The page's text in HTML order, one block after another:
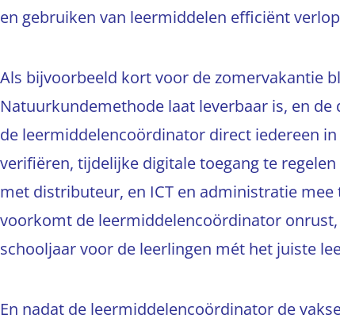
en gebruiken van leermiddelen efficiënt
Als bijvoorbeeld kort voor de zomervakantie
Natuurkundemethode laat leverbaar is, en
de leermiddelencoördinator direct iedereen
verifiëren, tijdelijke digitale toegang te
met distributeur, en ICT en administratie
voorkomt de leermiddelencoördinator
schooljaar voor de leerlingen mét het juiste
En nadat de leermiddelencoördinator de